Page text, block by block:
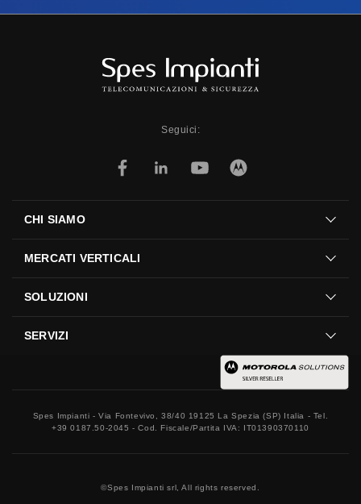
Seguici:
CHI SIAMO
MERCATI VERTICALI
SOLUZIONI
SERVIZI
Spes Impianti - Via Fontevivo, 38/40 19125 La Spezia (SP) Italia - Tel.
+39 0187.50-2045 - Cod. Fiscale/Partita IVA: IT01390370110
©Spes Impianti srl, All rights reserved.